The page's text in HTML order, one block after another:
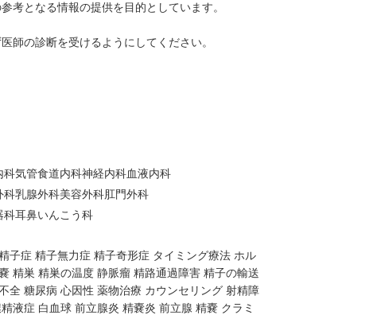
考となる情報の提供を目的としています。
師の診断を受けるようにしてください。
科気管食道内科神経内科血液内科
科乳腺外科美容外科肛門外科
科耳鼻いんこう科
子症 精子無力症 精子奇形症 タイミング療法 ホル
精巣 精巣の温度 静脈瘤 精路通過障害 精子の輸送
全 糖尿病 心因性 薬物治療 カウンセリング 射精障
液症 白血球 前立腺炎 精嚢炎 前立腺 精嚢 クラミ